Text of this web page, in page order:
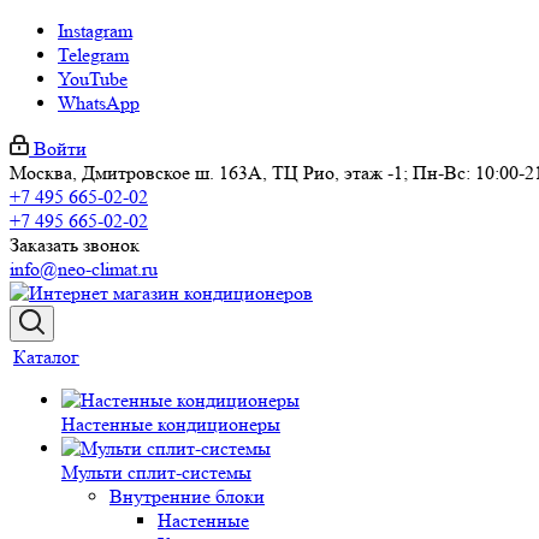
Instagram
Telegram
YouTube
WhatsApp
Войти
Москва, Дмитровское ш. 163А, ТЦ Рио, этаж -1; Пн-Вс: 10:00-
+7 495 665-02-02
+7 495 665-02-02
Заказать звонок
info@neo-climat.ru
Каталог
Настенные кондиционеры
Мульти сплит-системы
Внутренние блоки
Настенные